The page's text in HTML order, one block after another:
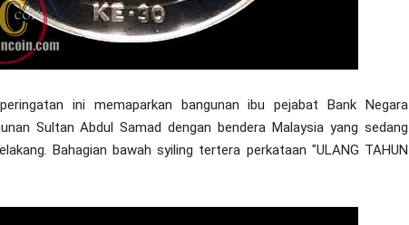
ini memaparkan bangunan ibu pejabat Bank Negara
Sultan Abdul Samad dengan bendera Malaysia yang sedang
Bahagian bawah syiling tertera perkataan "ULANG TAHUN